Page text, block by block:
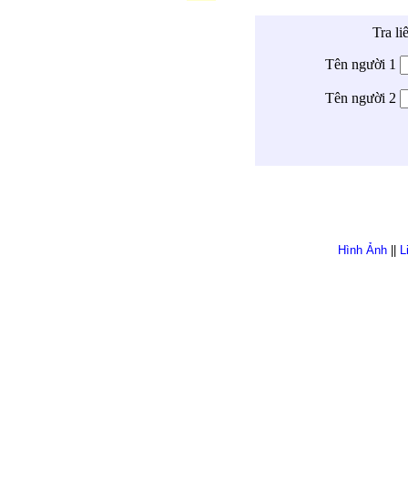
Tra
Tên người 1
Tên người 2
Hình Ảnh